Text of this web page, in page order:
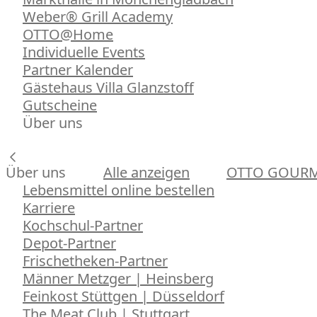
Weber® Grill Academy
OTTO@Home
Individuelle Events
Partner Kalender
Gästehaus Villa Glanzstoff
Gutscheine
Über uns
Über uns Alle anzeigen
OTTO
Lebensmittel online bestellen
Karriere
Kochschul-Partner
Depot-Partner
Frischetheken-Partner
Männer Metzger | Heinsberg
Feinkost Stüttgen | Düsseldorf